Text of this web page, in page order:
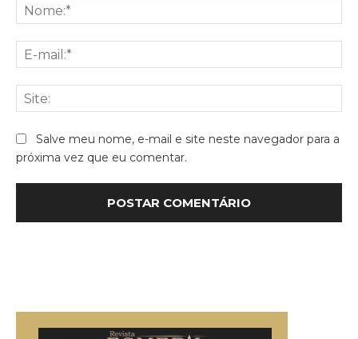
Salve meu nome, e-mail e site neste navegador para a
próxima vez que eu comentar.